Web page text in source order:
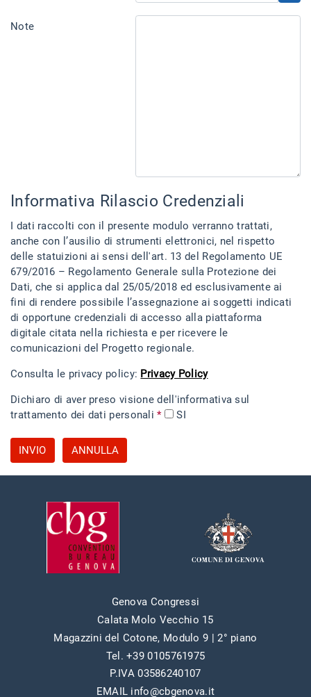
Note
Informativa Rilascio Credenziali
I dati raccolti con il presente modulo verranno trattati,
anche con l’ausilio di strumenti elettronici, nel rispetto
delle statuizioni ai sensi dell'art. 13 del Regolamento UE
679/2016 – Regolamento Generale sulla Protezione dei
Dati, che si applica dal 25/05/2018 ed esclusivamente ai
fini di rendere possibile l’assegnazione ai soggetti indicati
di opportune credenziali di accesso alla piattaforma
digitale citata nella richiesta e per ricevere le
comunicazioni del Progetto regionale.
Consulta le privacy policy: Privacy Policy
Dichiaro di aver preso visione dell'informativa sul
trattamento dei dati personali * SI
INVIO ANNULLA
Genova Congressi
Calata Molo Vecchio 15
Magazzini del Cotone, Modulo 9 | 2° piano
Tel. +39 0105761975
P.IVA 03586240107
EMAIL info@cbgenova.it